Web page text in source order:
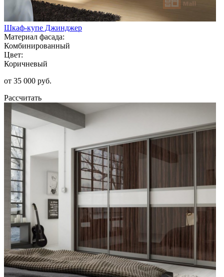
Шкаф-купе Джинджер
Материал фасада:
Комбинированный
Цвет:
Коричневый
от 35 000 руб.
Рассчитать